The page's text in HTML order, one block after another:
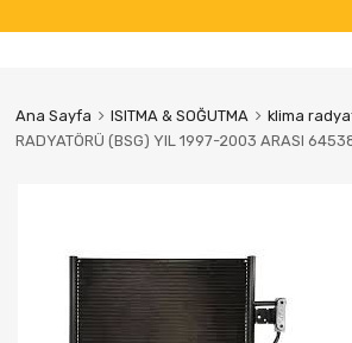
content
Ana Sayfa ISITMA & SOĞUTMA klima
RADYATÖRÜ (BSG) YIL 1997-2003 ARASI